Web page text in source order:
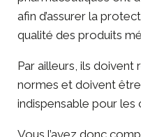
afin d’assurer la
qualité des produits
Par ailleurs, ils
normes et doivent être
indispensable pour les
Vous l’avez donc